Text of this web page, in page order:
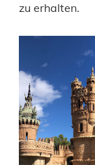
zu erhalten.